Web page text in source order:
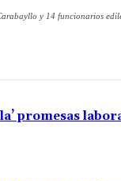
y 14 funcionarios
promesas